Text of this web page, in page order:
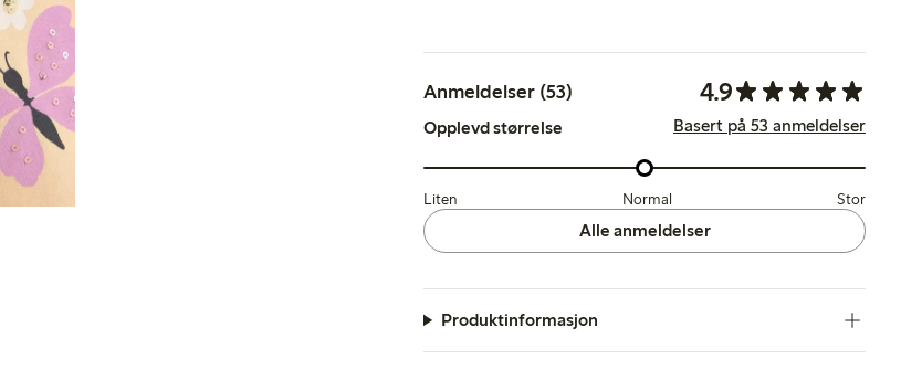
Anmeldelser (53) 4.9
Opplevd størrelse Basert på 53 anmeldelser
Liten Normal Stor
Alle anmeldelser
Produktinformasjon